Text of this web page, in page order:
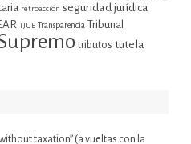
retroacción seguridad jurídica
TJUE Transparencia Tribunal
tributos tutela
taxation” (a vueltas con la